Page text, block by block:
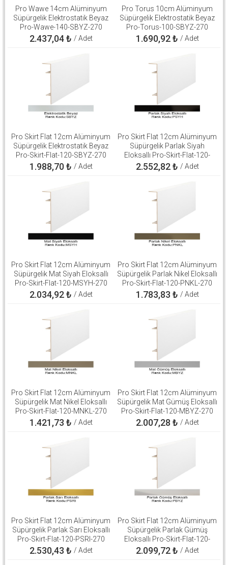
Pro Wawe 14cm Alüminyum
Süpürgelik Elektrostatik Beyaz
Pro-Wawe-140-SBYZ-270
2.437,04₺ / Adet
Pro Torus 10cm Alüminyum
Süpürgelik Elektrostatik Beyaz
Pro-Torus-100-SBYZ-270
1.690,92₺ / Adet
Pro Skirt Flat 12cm Alüminyum
Süpürgelik Elektrostatik Beyaz
Pro-Skirt-Flat-120-SBYZ-270
1.988,70₺ / Adet
Pro Skirt Flat 12cm Alüminyum
Süpürgelik Parlak Siyah
Eloksallı Pro-Skirt-Flat-120-
PSYH-270
2.552,82₺ / Adet
Pro Skirt Flat 12cm Alüminyum
Süpürgelik Mat Siyah Eloksallı
Pro-Skirt-Flat-120-MSYH-270
2.034,92₺ / Adet
Pro Skirt Flat 12cm Alüminyum
Süpürgelik Parlak Nikel Eloksallı
Pro-Skirt-Flat-120-PNKL-270
1.783,83 ₺ / Adet
Pro Skirt Flat 12cm Alüminyum
Süpürgelik Mat Nikel Eloksallı
Pro-Skirt-Flat-120-MNKL-270
1.421,73 ₺ / Adet
Pro Skirt Flat 12cm Alüminyum
Süpürgelik Mat Gümüş Eloksallı
Pro-Skirt-Flat-120-MBYZ-270
2.007,28 ₺ / Adet
Pro Skirt Flat 12cm Alüminyum
Süpürgelik Parlak Sarı Eloksallı
Pro-Skirt-Flat-120-PSRI-270
2.530,43 ₺ / Adet
Pro Skirt Flat 12cm Alüminyum
Süpürgelik Parlak Gümüş
Eloksallı Pro-Skirt-Flat-120-
PBYZ-270
2.099,72₺ / Adet